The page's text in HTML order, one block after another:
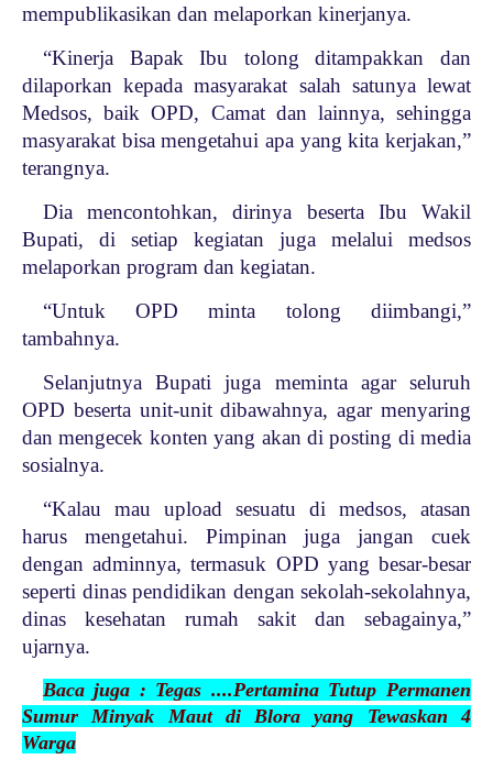
mempublikasikan dan melaporkan kinerjanya.
“Kinerja Bapak Ibu tolong ditampakkan dan
dilaporkan kepada masyarakat salah satunya lewat
Medsos, baik OPD, Camat dan lainnya, sehingga
masyarakat bisa mengetahui apa yang kita kerjakan,”
terangnya.
Dia mencontohkan, dirinya beserta Ibu Wakil
Bupati, di setiap kegiatan juga melalui medsos
melaporkan program dan kegiatan.
“Untuk OPD minta tolong diimbangi,”
tambahnya.
Selanjutnya Bupati juga meminta agar seluruh
OPD beserta unit-unit dibawahnya, agar menyaring
dan mengecek konten yang akan di posting di media
sosialnya.
“Kalau mau upload sesuatu di medsos, atasan
harus mengetahui. Pimpinan juga jangan cuek
dengan adminnya, termasuk OPD yang besar-besar
seperti dinas pendidikan dengan sekolah-sekolahnya,
dinas kesehatan rumah sakit dan sebagainya,”
ujarnya.
Baca juga : Tegas ....Pertamina Tutup Permanen
Sumur Minyak Maut di Blora yang Tewaskan 4
Warga